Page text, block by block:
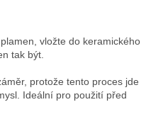
vložte do keramického
tak být.
protože tento proces jde
Ideální pro použití před